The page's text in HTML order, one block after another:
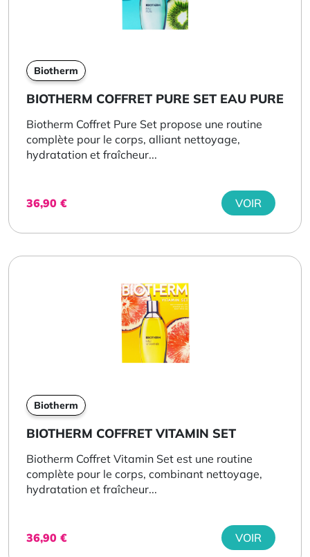
Biotherm
BIOTHERM COFFRET PURE SET EAU PURE
Biotherm Coffret Pure Set propose une routine
complète pour le corps, alliant nettoyage,
hydratation et fraîcheur...
36,90 € VOIR
Biotherm
BIOTHERM COFFRET VITAMIN SET
Biotherm Coffret Vitamin Set est une routine
complète pour le corps, combinant nettoyage,
hydratation et fraîcheur...
36,90 € VOIR